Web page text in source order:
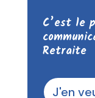
C’est le
Retraite
J'en